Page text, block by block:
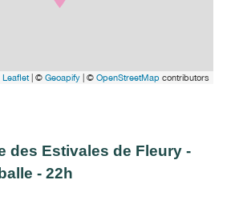
Leaflet| © Geoapify | © OpenStreetMap contributors
des Estivales de Fleury -
- 22h